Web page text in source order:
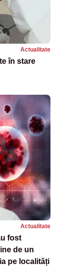
Actualitate
în stare
Actualitate
fost
de un
pe localități